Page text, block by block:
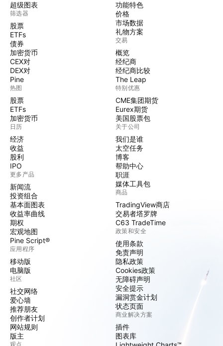
超级图表
筛选器
股票
ETFs
债券
加密货币
CEX对
DEX对
Pine
热图
股票
ETFs
加密货币
日历
经济
收益
股利
IPO
更多产品
新闻流
投资组合
基本面图表
收益率曲线
期权
宏观地图
Pine Script®
应用程序
移动版
电脑版
社区
社交网络
爱心墙
推荐朋友
创作者计划
网站规则
版主
观点
功能特色
价格
市场数据
礼物方案
交易
概览
经纪商
经纪商比较
The Leap
特别优惠
CME集团期货
Eurex期货
美国股票包
关于公司
我们是谁
太空任务
博客
帮助中心
职涯
媒体工具包
商品
TradingView商店
交易者塔罗牌
C63 TradeTime
政策和安全
使用条款
免责声明
隐私政策
Cookies政策
无障碍声明
安全提示
漏洞赏金计划
状态页面
商业解决方案
插件
图表库